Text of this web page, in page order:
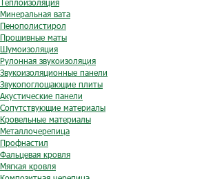
Теплоизоляция
Минеральная вата
Пенополистирол
Прошивные маты
Шумоизоляция
Рулонная звукоизоляция
Звукоизоляционные панели
Звукопоглощающие плиты
Акустические панели
Сопутствующие материалы
Кровельные материалы
Металлочерепица
Профнастил
Фальцевая кровля
Мягкая кровля